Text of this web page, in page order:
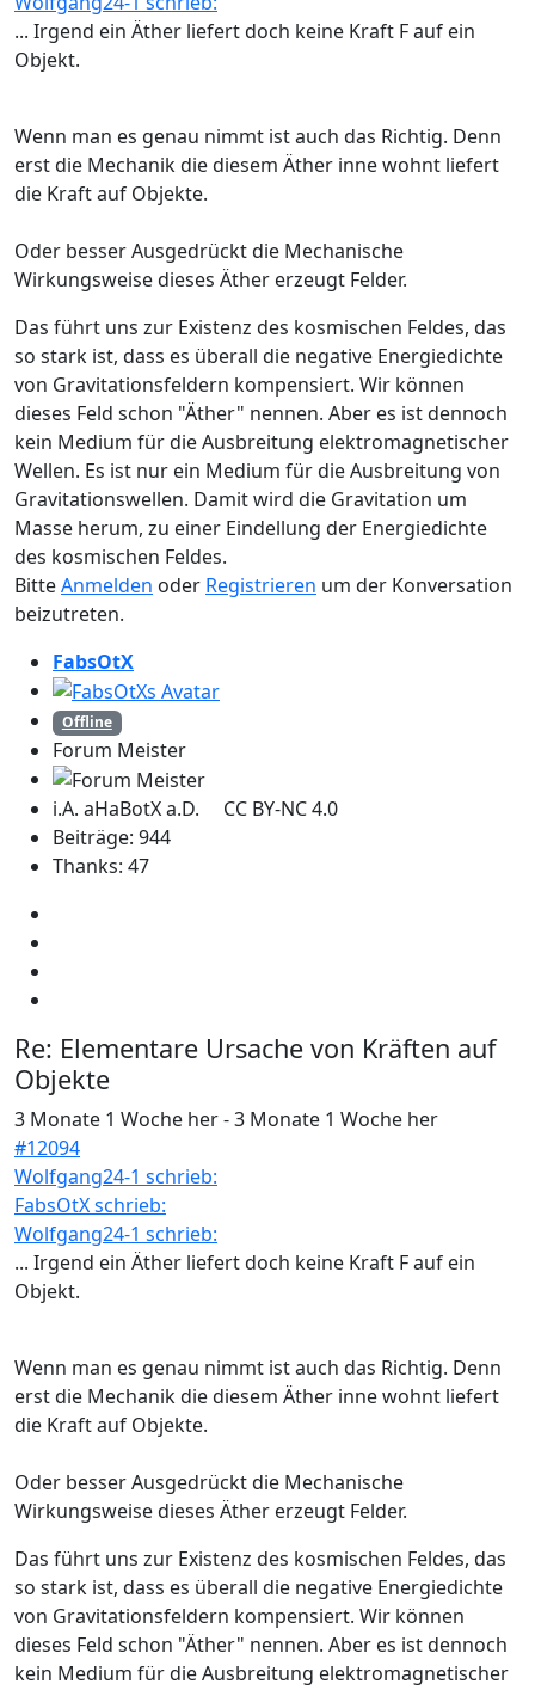
... Irgend ein Äther liefert doch keine Kraft F auf ein
Objekt.
Wenn man es genau nimmt ist auch das Richtig. Denn
erst die Mechanik die diesem Äther inne wohnt liefert
die Kraft auf Objekte.
Oder besser Ausgedrückt die Mechanische
Wirkungsweise dieses Äther erzeugt Felder.
Das führt uns zur Existenz des kosmischen Feldes, das
so stark ist, dass es überall die negative Energiedichte
von Gravitationsfeldern kompensiert. Wir können
dieses Feld schon "Äther" nennen. Aber es ist dennoch
kein Medium für die Ausbreitung elektromagnetischer
Wellen. Es ist nur ein Medium für die Ausbreitung von
Gravitationswellen. Damit wird die Gravitation um
Masse herum, zu einer Eindellung der Energiedichte
des kosmischen Feldes.
BitteAnmelden oder Registrieren um der Konversation
beizutreten.
FabsOtX
Offline
Forum Meister
i.A. aHaBotX a.D. CC BY-NC 4.0
Beiträge: 944
Thanks: 47
Re: Elementare Ursache von Kräften auf
Objekte
3 Monate 1 Woche her-3 Monate 1 Woche her
#12094
Wolfgang24-1 schrieb:
FabsOtX schrieb:
Wolfgang24-1 schrieb:
... Irgend ein Äther liefert doch keine Kraft F auf ein
Objekt.
Wenn man es genau nimmt ist auch das Richtig. Denn
erst die Mechanik die diesem Äther inne wohnt liefert
die Kraft auf Objekte.
Oder besser Ausgedrückt die Mechanische
Wirkungsweise dieses Äther erzeugt Felder.
Das führt uns zur Existenz des kosmischen Feldes, das
so stark ist, dass es überall die negative Energiedichte
von Gravitationsfeldern kompensiert. Wir können
dieses Feld schon "Äther" nennen. Aber es ist dennoch
kein Medium für die Ausbreitung elektromagnetischer